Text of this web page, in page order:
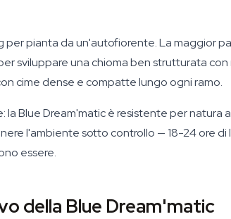
per pianta da un'autofiorente. La maggior
sviluppare una chioma ben strutturata
cime dense e compatte lungo ogni ramo.
Blue Dream'matic è resistente per natura
l'ambiente sotto controllo — 18-24 ore
essere.
della Blue Dream'matic